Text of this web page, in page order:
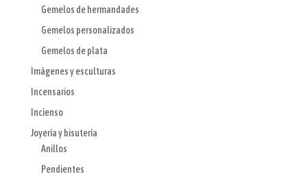
Gemelos de hermandades
Gemelos personalizados
Gemelos de plata
Imágenes y esculturas
Incensarios
Incienso
Joyería y bisutería
Anillos
Pendientes